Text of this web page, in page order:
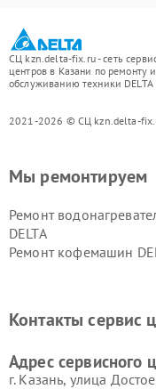
СЦ kzn.delta-fix.ru - сеть
центров в Казани по ремонту и
обслуживанию техники DELTA
2021-2026 © СЦ kzn.delta-
Мы ремонтируем
Ремонт
DELTA
Ремонт кофемашин
Контакты сервис
Адрес сервисного
г. Казань, улица